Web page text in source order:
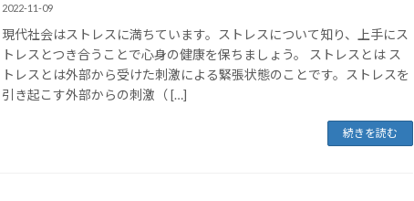
2022-11-09
現代社会はストレスに満ちています。ストレスについて知り、上手にス
トレスとつき合うことで心身の健康を保ちましょう。 ストレスとは ス
トレスとは外部から受けた刺激による緊張状態のことです。ストレスを
引き起こす外部からの刺激（ […]
続きを読む